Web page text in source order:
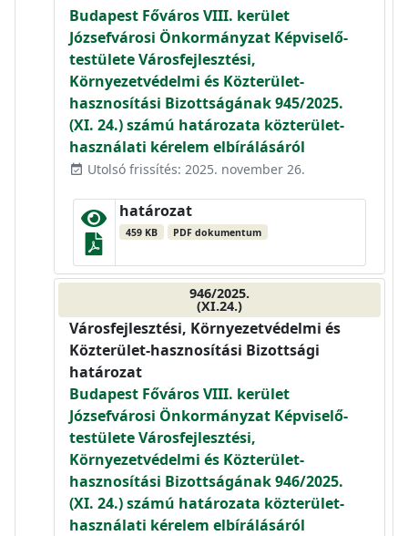
Budapest Főváros VIII. kerület
Józsefvárosi Önkormányzat Képviselő-
testülete Városfejlesztési,
Környezetvédelmi és Közterület-
hasznosítási Bizottságának 945/2025.
(XI. 24.) számú határozata közterület-
használati kérelem elbírálásáról
event_available Utolsó frissítés: 2025. november 26.
határozat
459 KB PDF dokumentum
946/2025.
(XI.24.)
Városfejlesztési, Környezetvédelmi és
Közterület-hasznosítási Bizottsági
határozat
Budapest Főváros VIII. kerület
Józsefvárosi Önkormányzat Képviselő-
testülete Városfejlesztési,
Környezetvédelmi és Közterület-
hasznosítási Bizottságának 946/2025.
(XI. 24.) számú határozata közterület-
használati kérelem elbírálásáról